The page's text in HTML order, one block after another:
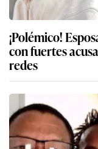
¡Polémico!
con fuertes
redes